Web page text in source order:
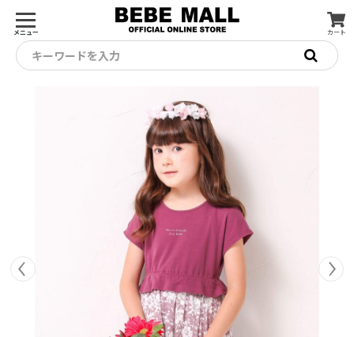
メニュー カート
キーワードを入力